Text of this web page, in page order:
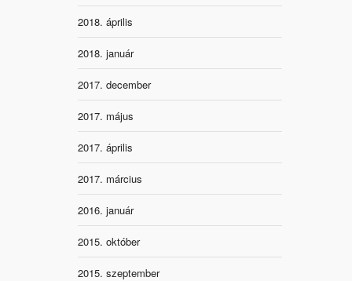
2018. április
2018. január
2017. december
2017. május
2017. április
2017. március
2016. január
2015. október
2015. szeptember